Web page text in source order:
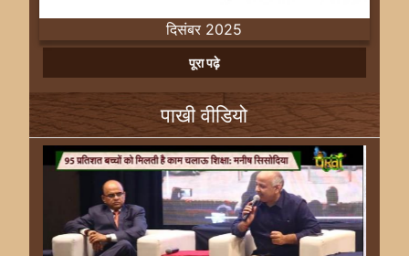
दिसंबर 2025
Previous
Next
पूरा पढ़े
पाखी वीडियो